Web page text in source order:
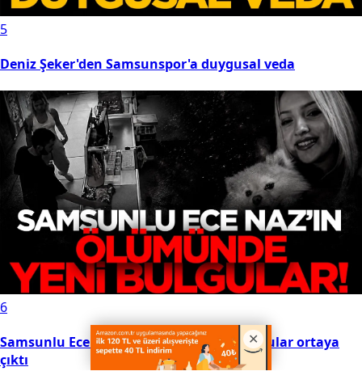
5
Deniz Şeker'den Samsunspor'a duygusal veda
6
Samsunlu Ece Naz’ın ölümünde yeni bulgular ortaya
çıktı